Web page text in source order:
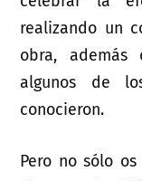
realizando un
obra, además
algunos de
conocieron.
Pero no sólo